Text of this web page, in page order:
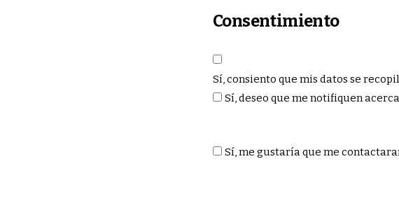
Consentimiento
Sí, consiento que mis datos se
Sí, deseo que me notifiquen
Sí, me gustaría que me